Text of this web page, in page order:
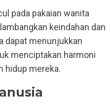
pada pakaian wanita
keindahan dan
dapat menunjukkan
menciptakan harmoni
hidup mereka.